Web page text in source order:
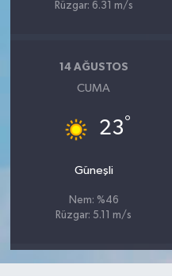
Rüzgar: 6.31 m/s
14 AĞUSTOS
CUMA
23°
Güneşli
Nem: %46
Rüzgar: 5.11 m/s